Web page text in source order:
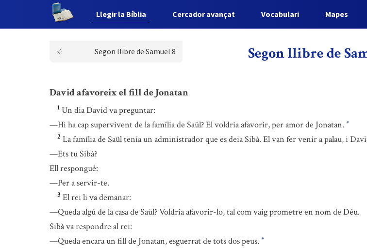
Llegir la Bíblia Cercador avançat Vocabulari Mapes
Segon llibre de Samuel 8 Segon llibre de
David afavoreix el fill de Jonatan
1 Un dia David va preguntar:
—Hi ha cap supervivent de la família de Saül? El voldria afavorir, per amor de Jonatan. *
2 La família de Saül tenia un administrador que es deia Sibà. El van fer venir a palau, i
—Ets tu Sibà?
Ell respongué:
—Per a servir-te.
3 El rei li va demanar:
—Queda algú de la casa de Saül? Voldria afavorir-lo, tal com vaig prometre en nom de Déu.
Sibà va respondre al rei:
—Queda encara un fill de Jonatan, esguerrat de tots dos peus. *